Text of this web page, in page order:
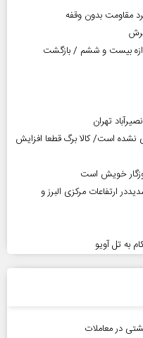
مقاومت بدون وقفه
ورود به دروازه بیست و ششم / بازگشت
تهران
نشده است/ کالا برگ قطعا افزایش
خویش است
ارتفاعات مرکزی البرز و
به تل آویو
در معاملات